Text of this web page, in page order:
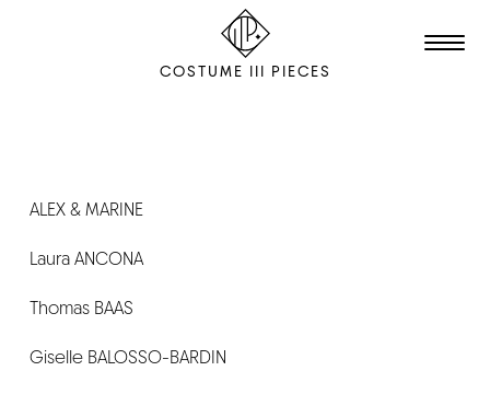
COSTUME III PIECES
STUDIO
EDITION
FILM & ANIMATION
SCENOGRAPHY
ALEX & MARINE
Laura ANCONA
Thomas BAAS
Giselle BALOSSO-BARDIN